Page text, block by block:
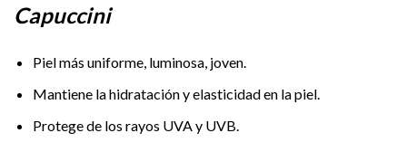
Capuccini
Piel más uniforme, luminosa, joven.
Mantiene la hidratación y elasticidad en la piel.
Protege de los rayos UVA y UVB.